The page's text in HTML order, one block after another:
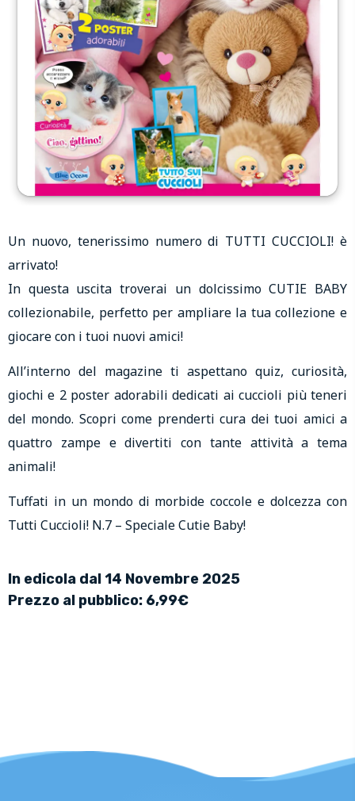
Un nuovo, tenerissimo numero di TUTTI CUCCIOLI! è
arrivato!
In questa uscita troverai un dolcissimo CUTIE BABY
collezionabile, perfetto per ampliare la tua collezione e
giocare con i tuoi nuovi amici!
All’interno del magazine ti aspettano quiz, curiosità,
giochi e 2 poster adorabili dedicati ai cuccioli più teneri
del mondo. Scopri come prenderti cura dei tuoi amici a
quattro zampe e divertiti con tante attività a tema
animali!
Tuffati in un mondo di morbide coccole e dolcezza con
Tutti Cuccioli! N.7 – Speciale Cutie Baby!
In edicola dal 14 Novembre 2025
Prezzo al pubblico: 6,99€